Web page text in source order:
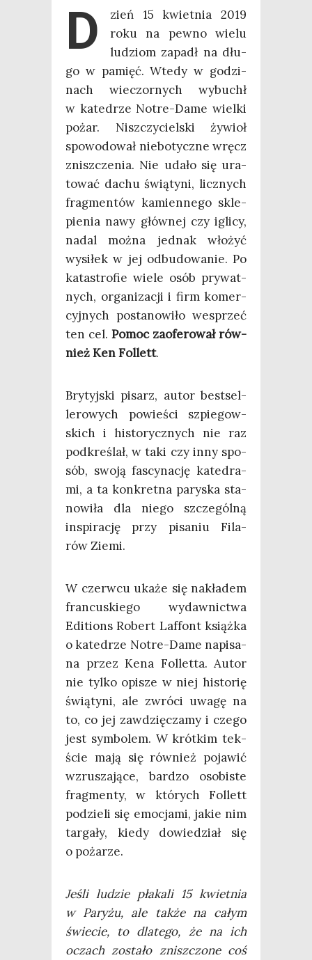
D
zień 15 kwiet­nia 2019
roku na pew­no wie­lu
ludziom zapadł na dłu­
go w pamięć. Wte­dy w godzi­
nach wie­czor­nych wybuchł
w kate­drze Notre-Dame wiel­ki
pożar. Nisz­czy­ciel­ski żywioł
spo­wo­do­wał nie­bo­tycz­ne wręcz
znisz­cze­nia. Nie uda­ło się ura­
to­wać dachu świą­ty­ni, licz­nych
frag­men­tów kamien­ne­go skle­
pie­nia nawy głów­nej czy igli­cy,
nadal moż­na jed­nak wło­żyć
wysi­łek w jej odbu­do­wa­nie. Po
kata­stro­fie wie­le osób pry­wat­
nych, orga­ni­za­cji i firm komer­
cyj­nych posta­no­wi­ło wes­przeć
ten cel. Pomoc zaofe­ro­wał rów­
nież Ken Fol­lett.
Bry­tyj­ski pisarz, autor best­sel­
le­ro­wych powie­ści szpie­gow­
skich i histo­rycz­nych nie raz
pod­kre­ślał, w taki czy inny spo­
sób, swo­ją fascy­na­cję kate­dra­
mi, a ta kon­kret­na pary­ska sta­
no­wi­ła dla nie­go szcze­gól­ną
inspi­ra­cję przy pisa­niu Fila­
rów Ziemi.
W czerw­cu uka­że się nakła­dem
fran­cu­skie­go wydaw­nic­twa
Edi­tions Robert Laf­font książ­ka
o kate­drze Notre-Dame napi­sa­
na przez Kena Fol­let­ta. Autor
nie tyl­ko opi­sze w niej histo­rię
świą­ty­ni, ale zwró­ci uwa­gę na
to, co jej zawdzię­cza­my i cze­go
jest sym­bo­lem. W krót­kim tek­
ście mają się rów­nież poja­wić
wzru­sza­ją­ce, bar­dzo oso­bi­ste
frag­men­ty, w któ­rych Fol­lett
podzie­li się emo­cja­mi, jakie nim
tar­ga­ły, kie­dy dowie­dział się
o pożarze.
Jeśli ludzie pła­ka­li 15 kwiet­nia
w Pary­żu, ale tak­że na całym
świe­cie, to dla­te­go, że na ich
oczach zosta­ło znisz­czo­ne coś